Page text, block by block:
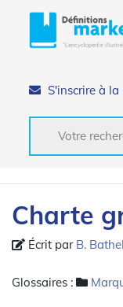
S'inscrire à
Charte
Écrit par B.
Glossaires :